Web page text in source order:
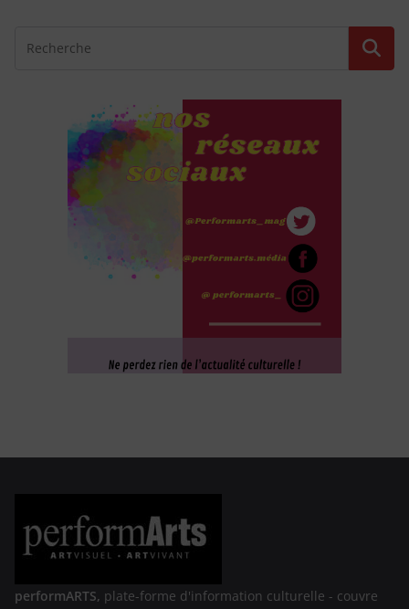
performARTS, plate-forme d'information culturelle - couvre